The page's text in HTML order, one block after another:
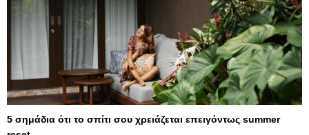
5 σημάδια ότι το σπίτι σου χρειάζεται επειγόντως summer